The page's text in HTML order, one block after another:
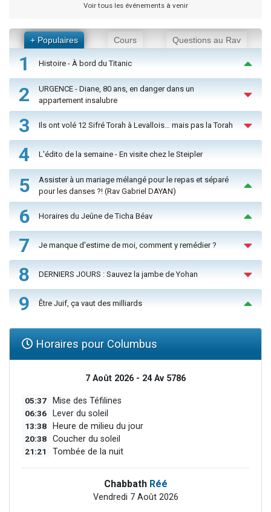
Voir tous les événements à venir
+ Populaires Cours Questions au Rav
1 Histoire - À bord du Titanic
2
URGENCE - Diane, 80 ans, en danger dans un
appartement insalubre
3 Ils ont volé 12 Sifré Torah à Levallois… mais pas la Torah
4 L'édito de la semaine - En visite chez le Steipler
5
Assister à un mariage mélangé pour le repas et séparé
pour les danses ?! (Rav Gabriel DAYAN)
6 Horaires du Jeûne de Ticha Béav
7 Je manque d'estime de moi, comment y remédier ?
8 DERNIERS JOURS : Sauvez la jambe de Yohan
9 Être Juif, ça vaut des milliards
Horaires pour Columbus
7 Août 2026 - 24 Av 5786
05:37 Mise des Téfilines
06:36 Lever du soleil
13:38 Heure de milieu du jour
20:38 Coucher du soleil
21:21 Tombée de la nuit
Chabbath Réé
Vendredi 7 Août 2026